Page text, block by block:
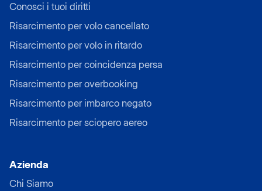
Conosci i tuoi diritti
Risarcimento per volo cancellato
Risarcimento per volo in ritardo
Risarcimento per coincidenza persa
Risarcimento per overbooking
Risarcimento per imbarco negato
Risarcimento per sciopero aereo
Azienda
Chi Siamo